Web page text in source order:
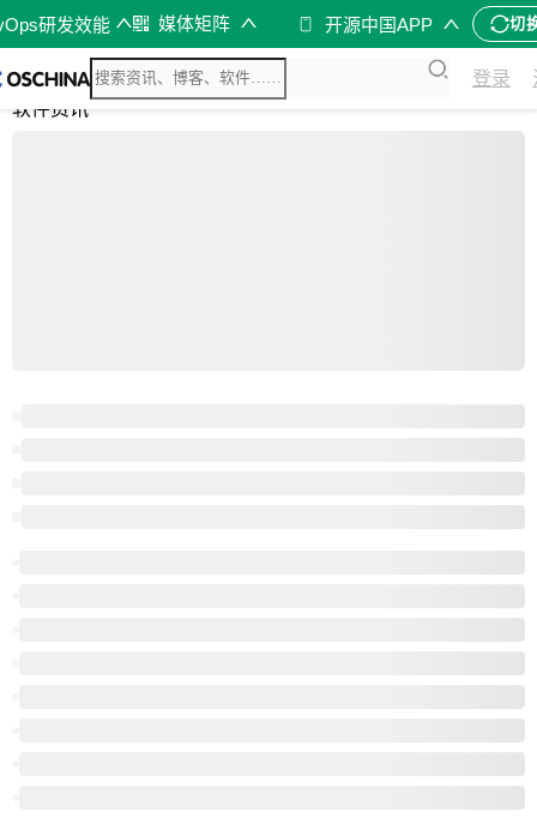
研发效能 媒体矩阵 开源中国APP 切
登录
综合
开源资讯
软件资讯